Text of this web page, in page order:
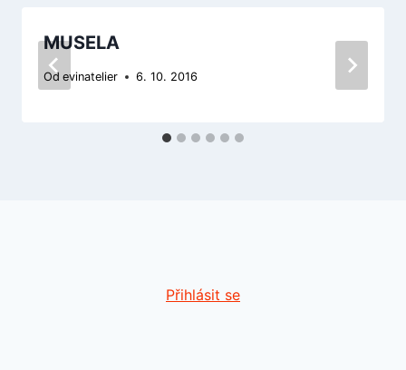
MUSELA
Od evinatelier 6. 10. 2016
Přihlásit se